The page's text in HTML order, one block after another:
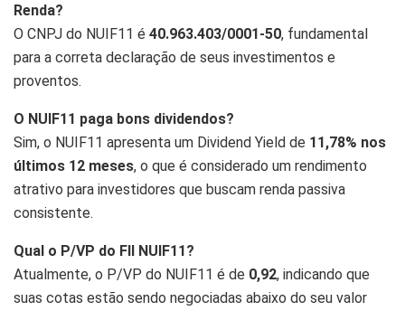
Renda?
O CNPJ do NUIF11 é 40.963.403/0001-50, fundamental
para a correta declaração de seus investimentos e
proventos.
O NUIF11 paga bons dividendos?
Sim, o NUIF11 apresenta um Dividend Yield de 11,78% nos
últimos 12 meses, o que é considerado um rendimento
atrativo para investidores que buscam renda passiva
consistente.
Qual o P/VP do FII NUIF11?
Atualmente, o P/VP do NUIF11 é de 0,92, indicando que
suas cotas estão sendo negociadas abaixo do seu valor